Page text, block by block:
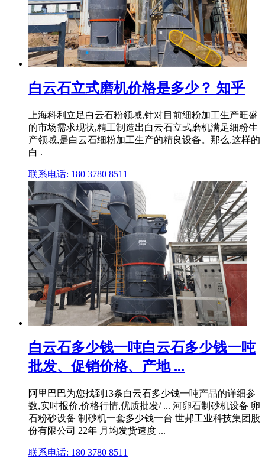
白云石立式磨机价格是多少？ 知乎
上海科利立足白云石粉领域,针对目前细粉加工生产旺盛
的市场需求现状,精工制造出白云石立式磨机满足细粉生
产领域,是白云石细粉加工生产的精良设备。那么,这样的
白 .
联系电话: 180 3780 8511
白云石多少钱一吨白云石多少钱一吨
批发、促销价格、产地 ...
阿里巴巴为您找到13条白云石多少钱一吨产品的详细参
数,实时报价,价格行情,优质批发/ ... 河卵石制砂机设备 卵
石粉砂设备 制砂机一套多少钱一台 世邦工业科技集团股
份有限公司 22年 月均发货速度 ...
联系电话: 180 3780 8511